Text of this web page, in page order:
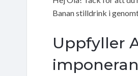
Banan stilldrink i
Uppfyller